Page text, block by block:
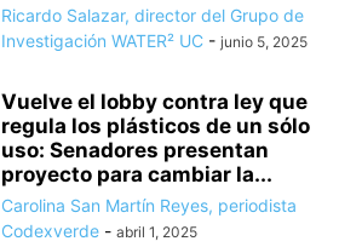
Ricardo Salazar, director del Grupo de
Investigación WATER² UC - junio 5, 2025
Vuelve el lobby contra ley que
regula los plásticos de un sólo
uso: Senadores presentan
proyecto para cambiar la...
Carolina San Martín Reyes, periodista
Codexverde - abril 1, 2025